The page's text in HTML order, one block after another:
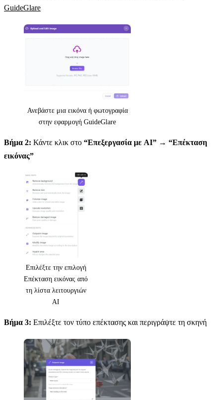
GuideGlare
Ανεβάστε μια εικόνα ή φωτογραφία
στην εφαρμογή GuideGlare
Βήμα 2: Κάντε κλικ στο “Επεξεργασία με AI” → “Επέκταση
εικόνας”
Επιλέξτε την επιλογή
Επέκταση εικόνας από
τη λίστα λειτουργιών
AI
Βήμα 3: Επιλέξτε τον τύπο επέκτασης και περιγράψτε τη σκηνή